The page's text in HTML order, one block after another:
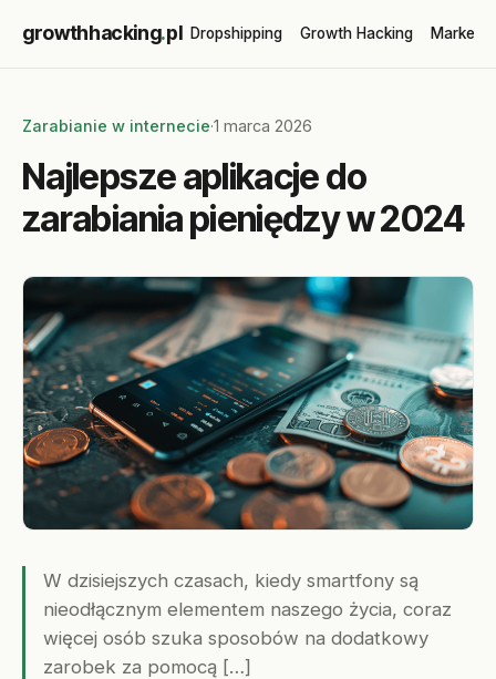
growthhacking.pl Dropshipping Growth Hacking
Zarabianie w internecie·1 marca 2026
Najlepsze aplikacje do
zarabiania pieniędzy w 2024
W dzisiejszych czasach, kiedy smartfony są
nieodłącznym elementem naszego życia, coraz
więcej osób szuka sposobów na dodatkowy
zarobek za pomocą […]